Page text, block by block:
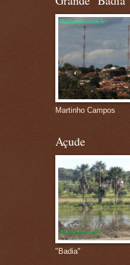
Martinho Campos
Açude
"Badia"